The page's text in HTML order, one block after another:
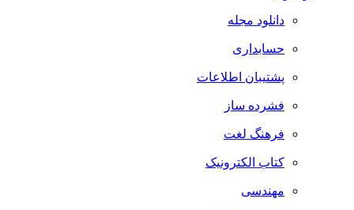
دانلود مجله
حسابداری
پشتیبان اطلاعات
فشرده ساز
فرهنگ لغت
کتاب الکترونیک
مهندسی